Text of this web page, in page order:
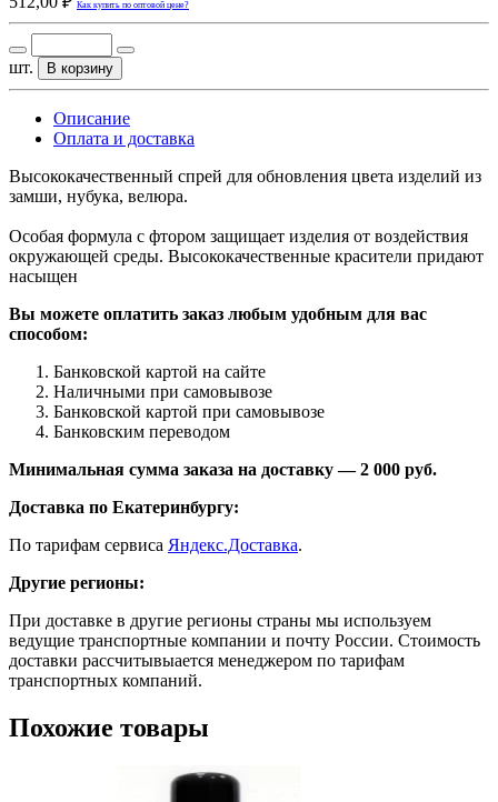
Как купить по оптовой цене?
шт. В корзину
Описание
Оплата и доставка
Высококачественный спрей для обновления цвета изделий из
замши, нубука, велюра.
Особая формула с фтором защищает изделия от воздействия
окружающей среды. Высококачественные красители придают
насыщен
Вы можете оплатить заказ любым удобным для вас
способом:
Банковской картой на сайте
Наличными при самовывозе
Банковской картой при самовывозе
Банковским переводом
Минимальная сумма заказа на доставку — 2 000 руб.
Доставка по Екатеринбургу:
По тарифам сервиса Яндекс.Доставка.
Другие регионы:
При доставке в другие регионы страны мы используем
ведущие транспортные компании и почту России. Стоимость
доставки рассчитывыается менеджером по тарифам
транспортных компаний.
Похожие товары